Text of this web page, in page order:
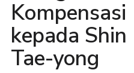
Kompensasi
kepada Shin
Tae-yong